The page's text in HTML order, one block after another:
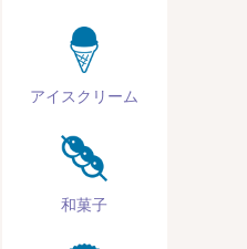
アイスクリーム
和菓子